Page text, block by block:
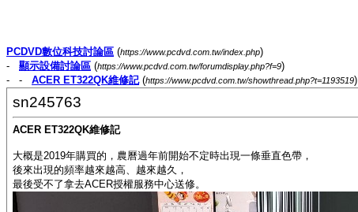
PCDVD數位科技討論區 (https://www.pcdvd.com.tw/index.php)
- 顯示設備討論區 (https://www.pcdvd.com.tw/forumdisplay.php?f=9)
- - ACER ET322QK維修記(https://www.pcdvd.com.tw/showthread.php?t=1193519)
sn245763
ACER ET322QK維修記
大概是2019年購買的，農曆過年前開始不定時出現一條垂直色帶，
後來出現的頻率越來越高、越來越久，
最後受不了拿去ACER授權服務中心送修。